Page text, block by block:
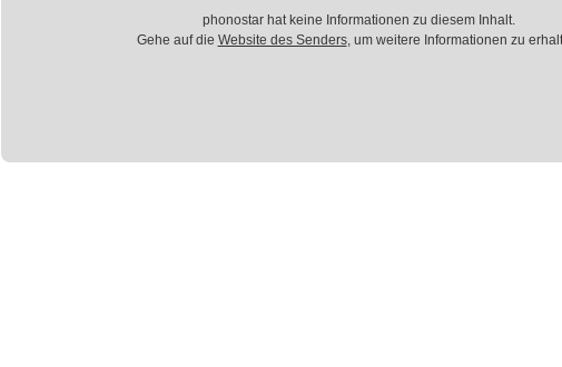
phonostar hat keine Informationen zu diesem Inhalt.
Gehe auf die Website des Senders, um weitere Informationen zu